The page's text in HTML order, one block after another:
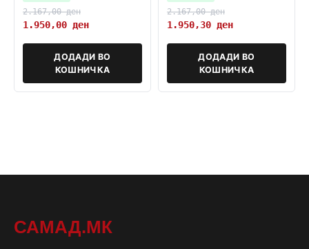
2.167,00ден
1.950,00 ден
ДОДАДИ ВО
КОШНИЧКА
2.167,00ден
1.950,30 ден
ДОДАДИ ВО
КОШНИЧКА
САМАД.МК